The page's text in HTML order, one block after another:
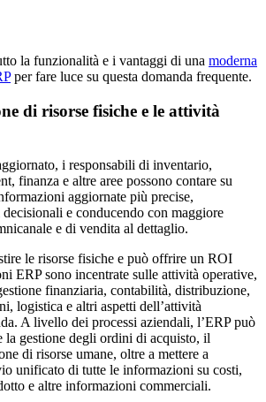
la funzionalità e i vantaggi di una moderna
per fare luce su questa domanda frequente.
di risorse fisiche e le attività
i responsabili di inventario,
finanza e altre aree possono contare su
aggiornate più precise,
e conducendo con maggiore
e di vendita al dettaglio.
le risorse fisiche e può offrire un ROI
ERP sono incentrate sulle attività operative,
finanziaria, contabilità, distribuzione,
logistica e altri aspetti dell’attività
A livello dei processi aziendali, l’ERP può
la gestione degli ordini di acquisto, il
di risorse umane, oltre a mettere a
unificato di tutte le informazioni su costi,
e altre informazioni commerciali.